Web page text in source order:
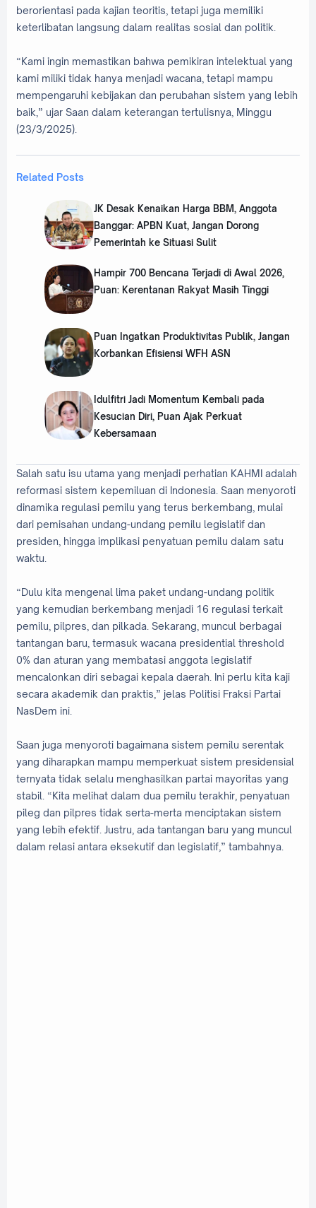
berorientasi pada kajian teoritis, tetapi juga memiliki
keterlibatan langsung dalam realitas sosial dan politik.
“Kami ingin memastikan bahwa pemikiran intelektual yang
kami miliki tidak hanya menjadi wacana, tetapi mampu
mempengaruhi kebijakan dan perubahan sistem yang lebih
baik,” ujar Saan dalam keterangan tertulisnya, Minggu
(23/3/2025).
Related Posts
JK Desak Kenaikan Harga BBM, Anggota
Banggar: APBN Kuat, Jangan Dorong
Pemerintah ke Situasi Sulit
Hampir 700 Bencana Terjadi di Awal 2026,
Puan: Kerentanan Rakyat Masih Tinggi
Puan Ingatkan Produktivitas Publik, Jangan
Korbankan Efisiensi WFH ASN
Idulfitri Jadi Momentum Kembali pada
Kesucian Diri, Puan Ajak Perkuat
Kebersamaan
Salah satu isu utama yang menjadi perhatian KAHMI adalah
reformasi sistem kepemiluan di Indonesia. Saan menyoroti
dinamika regulasi pemilu yang terus berkembang, mulai
dari pemisahan undang-undang pemilu legislatif dan
presiden, hingga implikasi penyatuan pemilu dalam satu
waktu.
“Dulu kita mengenal lima paket undang-undang politik
yang kemudian berkembang menjadi 16 regulasi terkait
pemilu, pilpres, dan pilkada. Sekarang, muncul berbagai
tantangan baru, termasuk wacana presidential threshold
0% dan aturan yang membatasi anggota legislatif
mencalonkan diri sebagai kepala daerah. Ini perlu kita kaji
secara akademik dan praktis,” jelas Politisi Fraksi Partai
NasDem ini.
Saan juga menyoroti bagaimana sistem pemilu serentak
yang diharapkan mampu memperkuat sistem presidensial
ternyata tidak selalu menghasilkan partai mayoritas yang
stabil. “Kita melihat dalam dua pemilu terakhir, penyatuan
pileg dan pilpres tidak serta-merta menciptakan sistem
yang lebih efektif. Justru, ada tantangan baru yang muncul
dalam relasi antara eksekutif dan legislatif,” tambahnya.